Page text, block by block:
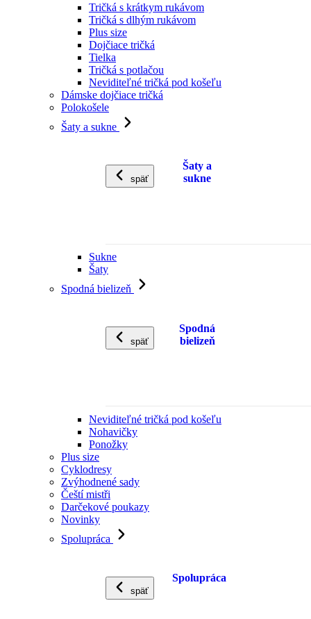
Tričká s krátkym rukávom
Tričká s dlhým rukávom
Plus size
Dojčiace tričká
Tielka
Tričká s potlačou
Neviditeľné tričká pod košeľu
Dámske dojčiace tričká
Polokošele
Šaty a sukne
späť
Šaty a
sukne
Sukne
Šaty
Spodná bielizeň
späť
Spodná
bielizeň
Neviditeľné tričká pod košeľu
Nohavičky
Ponožky
Plus size
Cyklodresy
Zvýhodnené sady
Čeští mistři
Darčekové poukazy
Novinky
Spolupráca
späť
Spolupráca